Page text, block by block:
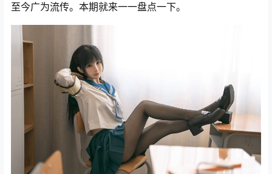
至今广为流传。本期就来一一盘点一下。